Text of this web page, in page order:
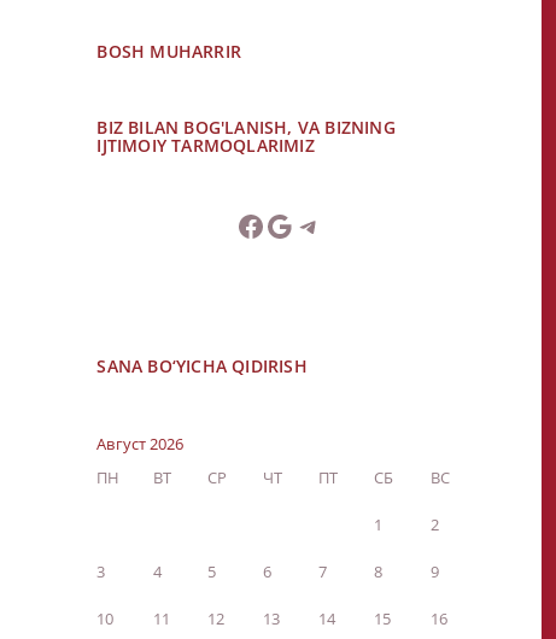
BOSH MUHARRIR
BIZ BILAN BOG'LANISH, VA BIZNING
IJTIMOIY TARMOQLARIMIZ
SANA BO‘YICHA QIDIRISH
Август 2026
ПН
ВТ СР ЧТ ПТ СБ ВС
1 2
3 4 5 6 7 8 9
10 11 12 13 14 15 16